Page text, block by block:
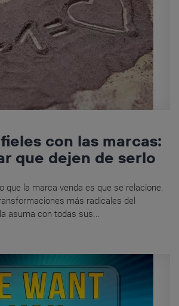
con las marcas:
que dejen de serlo
que la marca venda es que se relacione.
más radicales del
asuma con todas sus...